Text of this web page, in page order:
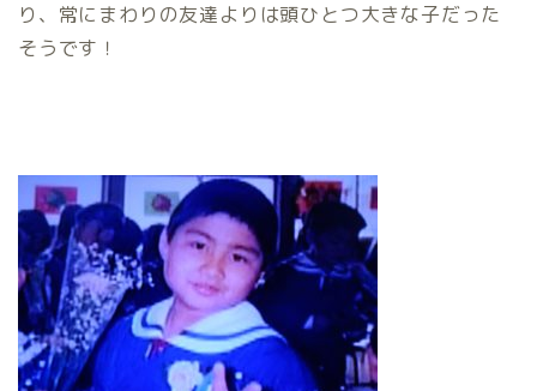
り、常にまわりの友達よりは頭ひとつ大きな子だった
そうです！